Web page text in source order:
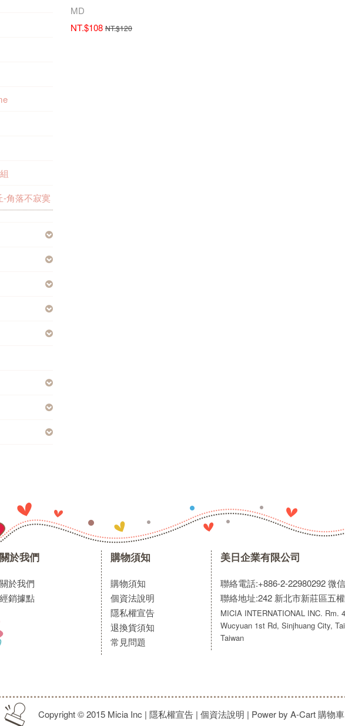
-角落不寂寞
MD
NT.$108 NT.$120
關於我們
關於我們
經銷據點
購物須知
購物須知
個資法說明
隱私權宣告
退換貨須知
常見問題
美日企業有限公司
聯絡電話:+886-2-22980292微
聯絡地址:242 新北市新莊區五
MICIA INTERNATIONAL INC. Rm.
Wucyuan 1st Rd, Sinjhuang City,
Taiwan
Copyright © 2015 Micia Inc | 隱私權宣告| 個資法說明 | Power by A-Cart購物車